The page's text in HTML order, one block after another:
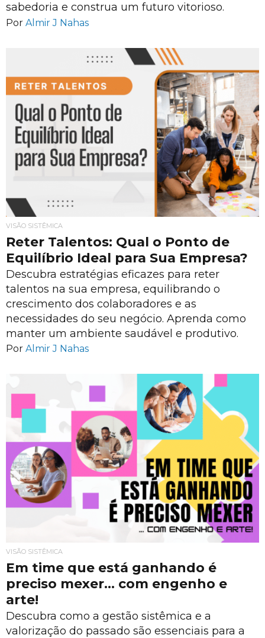
sabedoria e construa um futuro vitorioso.
Por Almir J Nahas
VISÃO SISTÊMICA
Reter Talentos: Qual o Ponto de
Equilíbrio Ideal para Sua Empresa?
Descubra estratégias eficazes para reter
talentos na sua empresa, equilibrando o
crescimento dos colaboradores e as
necessidades do seu negócio. Aprenda como
manter um ambiente saudável e produtivo.
Por Almir J Nahas
VISÃO SISTÊMICA
Em time que está ganhando é
preciso mexer… com engenho e
arte!
Descubra como a gestão sistêmica e a
valorização do passado são essenciais para a